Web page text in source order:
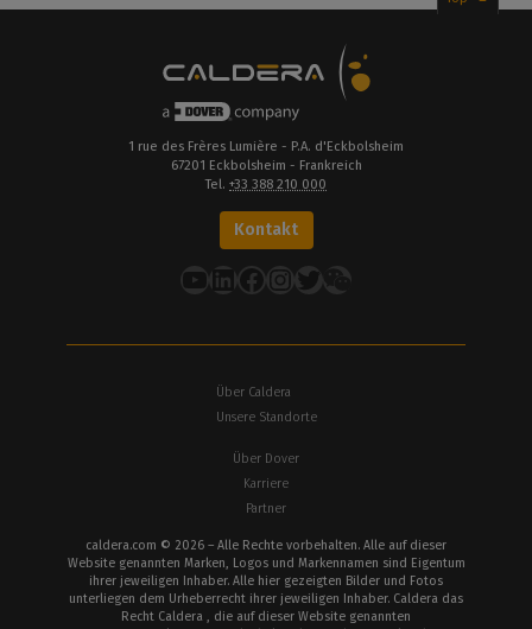
1 rue des Frères Lumière - P.A. d'Eckbolsheim
67201 Eckbolsheim - Frankreich
Tel. +33 388 210 000
Kontakt
YouTube
LinkedIn
Facebook
Instagram
Twitter
Über Caldera
Unsere Standorte
Über Dover
Karriere
Partner
caldera.com © 2026 – Alle Rechte vorbehalten. Alle auf dieser
Website genannten Marken, Logos und Markennamen sind Eigentum
ihrer jeweiligen Inhaber. Alle hier gezeigten Bilder und Fotos
unterliegen dem Urheberrecht ihrer jeweiligen Inhaber. Caldera das
Recht Caldera , die auf dieser Website genannten